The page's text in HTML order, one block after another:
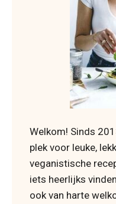
Welkom! Sinds
plek voor leuke,
veganistische
iets heerlijks
ook van harte